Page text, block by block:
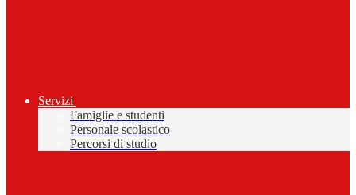
Servizi
Famiglie e studenti
Personale scolastico
Percorsi di studio